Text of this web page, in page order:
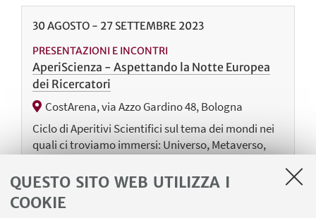
QUESTO SITO WEB UTILIZZA I
COOKIE
30AGOSTO - 27 SETTEMBRE 2023
PRESENTAZIONI E INCONTRI
AperiScienza - Aspettando la Notte Europea
dei Ricercatori
CostArena, via Azzo Gardino 48, Bologna
Ciclo di Aperitivi Scientifici sul tema dei mondi nei
quali ci troviamo immersi: Universo, Metaverso,
Mater Studiorum Università di Bologna;
CINECA;CNR; INAF; INFN; INGV; ComunicaMente;
Naxta